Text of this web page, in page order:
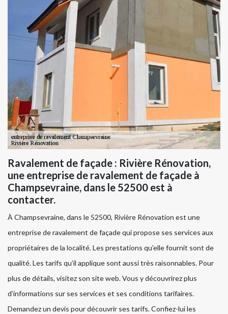
Ravalement de façade : Rivière Rénovation,
une entreprise de ravalement de façade à
Champsevraine, dans le 52500 est à
contacter.
À Champsevraine, dans le 52500, Rivière Rénovation est une
entreprise de ravalement de façade qui propose ses services aux
propriétaires de la localité. Les prestations qu’elle fournit sont de
qualité. Les tarifs qu’il applique sont aussi très raisonnables. Pour
plus de détails, visitez son site web. Vous y découvrirez plus
d’informations sur ses services et ses conditions tarifaires.
Demandez un devis pour découvrir ses tarifs. Confiez-lui les